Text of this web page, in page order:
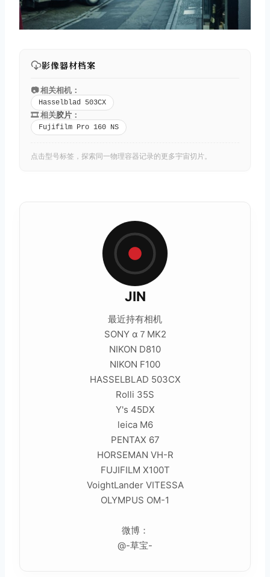
影像器材档案
📷 相关相机：
Hasselblad 503CX
🎞️ 相关胶片 ：
Fujifilm Pro 160 NS
点击型号标签，探索同一物理容器记录的更多宇宙切片。
JIN
最近持有相机
SONY α７MK2
NIKON D810
NIKON F100
HASSELBLAD 503CX
Rolli 35S
Y's 45DX
leica M6
PENTAX 67
HORSEMAN VH-R
FUJIFILM X100T
VoightLander VITESSA
OLYMPUS OM-1
微博：
@-草宝-
取消